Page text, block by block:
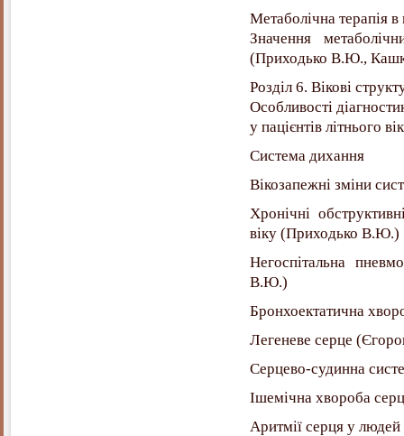
Метаболічна терапія в
Значення
(Приходько В.Ю.,
Розділ 6. Вікові
Особливості
у пацієнтів літнього
Система дихання
Вікозапежні зміни
Хронічні
віку
Негоспітальна
В.Ю.)
Бронхоектатична
Легеневе серце
Серцево-судинна
Ішемічна хвороба
Аритмії серця у